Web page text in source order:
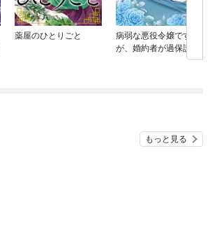
薬屋のひとりごと
病弱な悪役令嬢です
が、婚約者が過保護す
ぎて逃げ出したい(私た
もっと見る